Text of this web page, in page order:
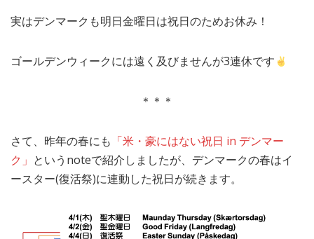
実はデンマークも明日金曜日は祝日のためお休み！
ゴールデンウィークには遠く及びませんが3連休です
＊＊＊
さて、昨年の春にも 「米・豪にはない祝日 in デンマー
ク」 というnoteで紹介しましたが、デンマークの春はイ
ースター(復活祭)に連動した祝日が続きます。